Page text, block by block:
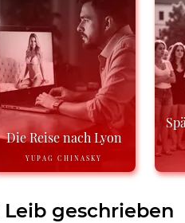
Die Reise nach Lyon
YUPAG CHINASKY
geschrieben